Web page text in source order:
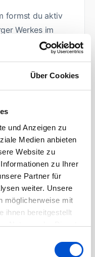
Über Cookies
und Anzeigen zu
Medien anbieten
Website zu
zu Ihrer
Partner für
weiter. Unsere
möglicherweise mit
ihnen bereitgestellt
Nutzung der Dienste
formst du aktiv
Werkes im
& Betrieb
Automation)
Load)
strategische
Testing
/ Technologien.
des Netzwerks